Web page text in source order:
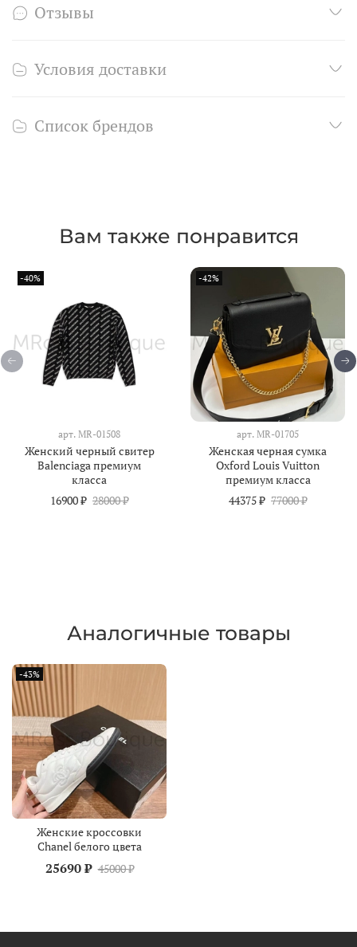
Отзывы
Условия доставки
Список брендов
Вам также понравится
-40%
арт. MR-01508
Женский черный свитер
Balenciaga премиум
класса
16900 ₽ 28000 ₽
-42%
арт. MR-01705
Женская черная сумка
Oxford Louis Vuitton
премиум класса
44375 ₽ 77000 ₽
Аналогичные товары
-43%
Женские кроссовки
Chanel белого цвета
25690 ₽ 45000 ₽